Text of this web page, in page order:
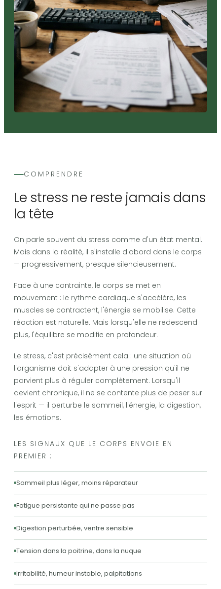
COMPRENDRE
Le stress ne reste jamais dans
la tête
On parle souvent du stress comme d'un état mental.
Mais dans la réalité, il s'installe d'abord dans le corps
— progressivement, presque silencieusement.
Face à une contrainte, le corps se met en
mouvement : le rythme cardiaque s'accélère, les
muscles se contractent, l'énergie se mobilise. Cette
réaction est naturelle. Mais lorsqu'elle ne redescend
plus, l'équilibre se modifie en profondeur.
Le stress, c'est précisément cela : une situation où
l'organisme doit s'adapter à une pression qu'il ne
parvient plus à réguler complètement. Lorsqu'il
devient chronique, il ne se contente plus de peser sur
l'esprit — il perturbe le sommeil, l'énergie, la digestion,
les émotions.
LES SIGNAUX QUE LE CORPS ENVOIE EN
PREMIER :
Sommeil plus léger, moins réparateur
Fatigue persistante qui ne passe pas
Digestion perturbée, ventre sensible
Tension dans la poitrine, dans la nuque
Irritabilité, humeur instable, palpitations